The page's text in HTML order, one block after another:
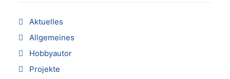
Aktuelles
Allgemeines
Hobbyautor
Projekte